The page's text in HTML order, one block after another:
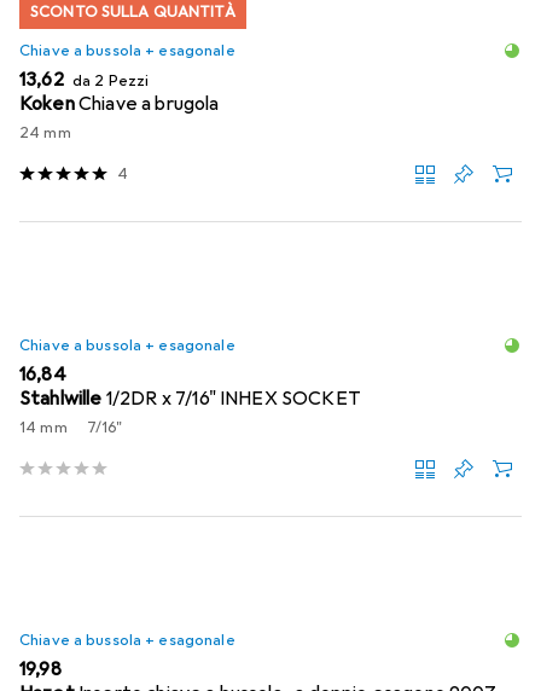
SCONTO SULLA QUANTITÀ
Chiave a bussola + esagonale
EUR
13,62 da 2 Pezzi
KokenChiave a brugola
24 mm
4
Chiave a bussola + esagonale
EUR
16,84
Stahlwille 1/2DR x 7/16" INHEX SOCKET
14 mm 7/16"
Chiave a bussola + esagonale
EUR
19,98